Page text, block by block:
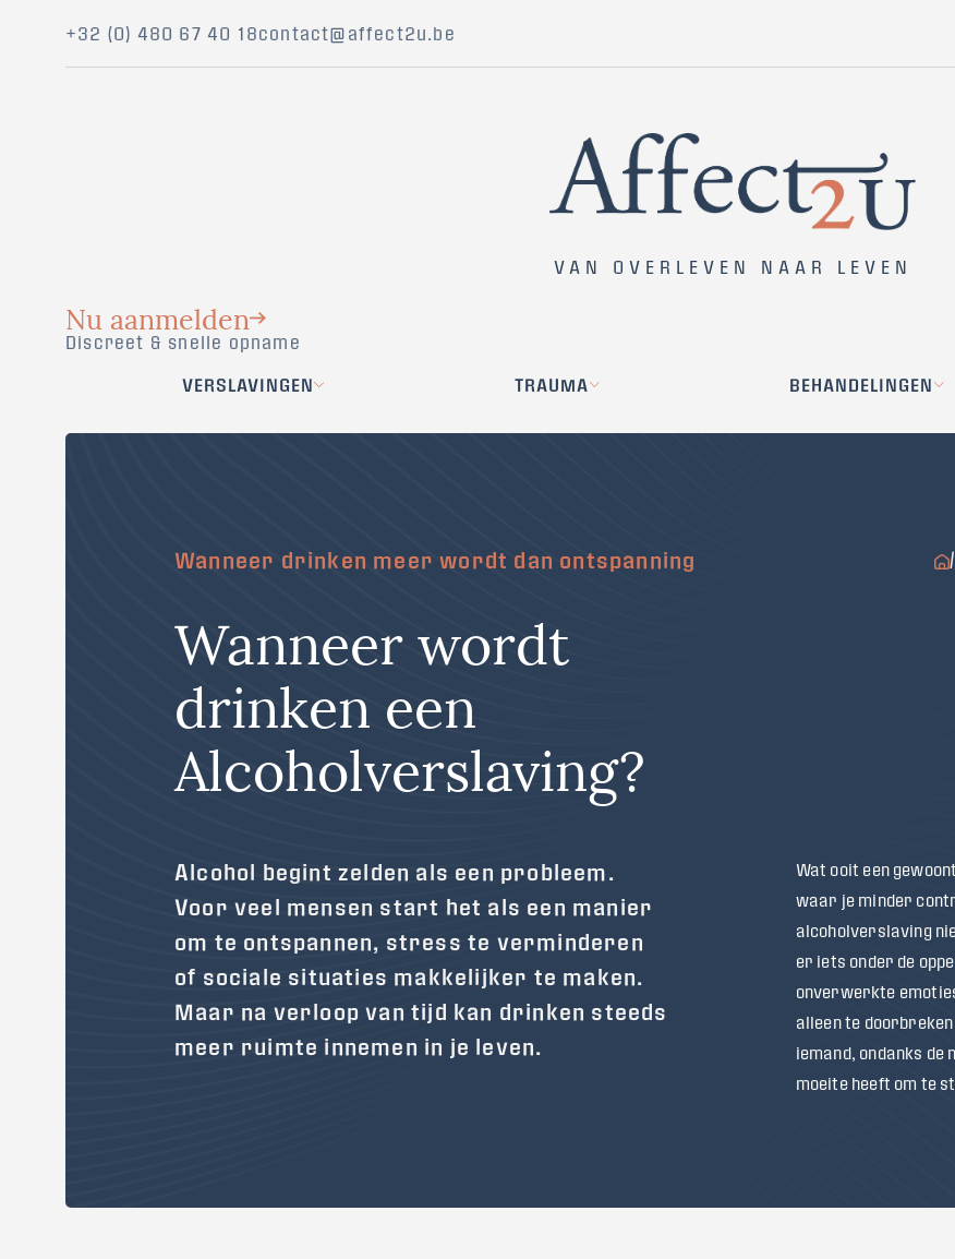
+32 (0) 480 67 40 18contact@affect2u.be
VAN OVERLEVEN NAAR LEVEN
Nu aanmelden
Discreet & snelle opname
VERSLAVINGEN TRAUMA BEHANDELINGEN
Wanneer drinken meer wordt dan ontspanning /
Wanneer wordt
drinken een
Alcoholverslaving?
Alcohol begint zelden als een probleem.
Voor veel mensen start het als een manier
om te ontspannen, stress te verminderen
of sociale situaties makkelijker te maken.
Maar na verloop van tijd kan drinken steeds
meer ruimte innemen in je leven.
Wat ooit een
waar je minder
alcoholverslaving
er iets onder de
onverwerkte
alleen te
iemand, ondanks de
moeite heeft om te